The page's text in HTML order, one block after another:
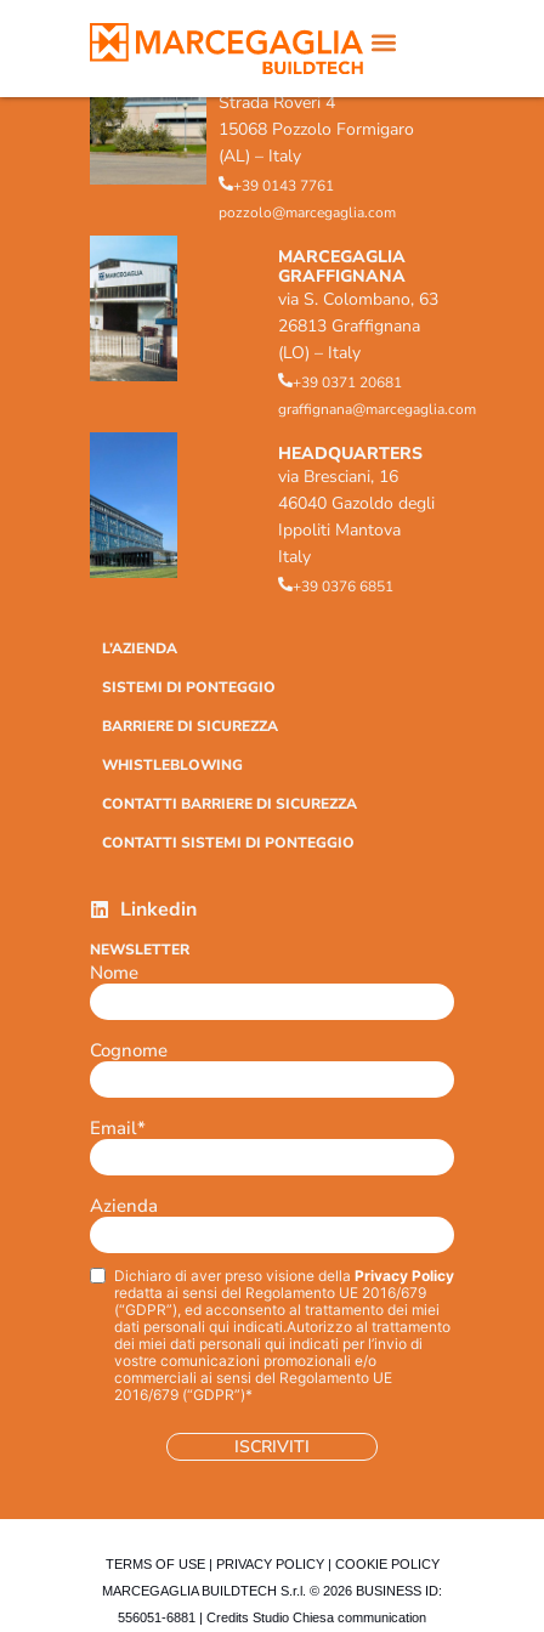
MARCEGAGLIA POZZOLO
FORMIGARO
Strada Roveri 4
15068 Pozzolo Formigaro
(AL) – Italy
+39 0143 7761
pozzolo@marcegaglia.com
MARCEGAGLIA
GRAFFIGNANA
via S. Colombano, 63
26813 Graffignana
(LO) – Italy
+39 0371 20681
graffignana@marcegaglia.com
HEADQUARTERS
via Bresciani, 16
46040 Gazoldo degli
Ippoliti Mantova
Italy
+39 0376 6851
L’AZIENDA
SISTEMI DI PONTEGGIO
BARRIERE DI SICUREZZA
WHISTLEBLOWING
CONTATTI BARRIERE DI SICUREZZA
CONTATTI SISTEMI DI PONTEGGIO
Linkedin
NEWSLETTER
Nome
Cognome
Email*
Azienda
Privacy*
Dichiaro di aver preso visione della Privacy Policy
redatta ai sensi del Regolamento UE 2016/679
(“GDPR”), ed acconsento al trattamento dei miei
dati personali qui indicati.Autorizzo al trattamento
dei miei dati personali qui indicati per l’invio di
vostre comunicazioni promozionali e/o
commerciali ai sensi del Regolamento UE
2016/679 (“GDPR”)*
TERMS OF USE| PRIVACY POLICY| COOKIE POLICY
MARCEGAGLIA BUILDTECH S.r.l. © 2026 BUSINESS ID:
556051-6881 | Credits Studio Chiesa communication